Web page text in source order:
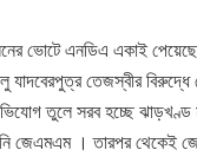
ভোটে এনডিএ একাই
তেজস্বীর
তুলে সরব হচ্ছে
জেএমএম । তারপর